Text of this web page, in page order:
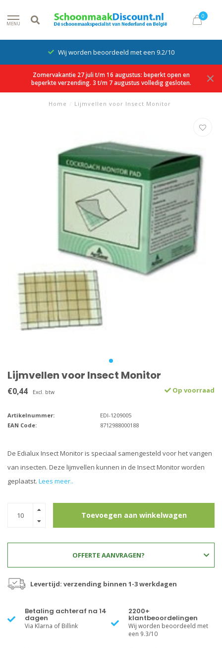
MENU
0
Wij worden beoordeeld met een 9.2/10
Zomervakantie 27 juli t/m 16 augustus: beperkt open en
beperkte verzending. 3 t/m 7 augustus volledig gesloten.
Home / Lijmvellen voor Insect Monitor
Lijmvellen voor Insect Monitor
€0,44 Excl. btw Op voorraad
Artikelnummer:
EDI-1209005
EAN Code:
8712988000188
De Edialux Insect Monitor is speciaal samengesteld voor het vangen
van insecten. Deze lijmvellen kunnen in de Insect Monitor worden
geplaatst. Lees meer..
Toevoegen aan winkelwagen
OFFERTE AANVRAGEN?
Levertijd: verzending binnen 1-3 werkdagen
Betaling achteraf na 14
dagen
Via Klarna of Billink
2200+
klantbeoordelingen
Wij worden beoordeeld met
een 9.3/10